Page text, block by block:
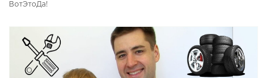
ВотЭтоДа!